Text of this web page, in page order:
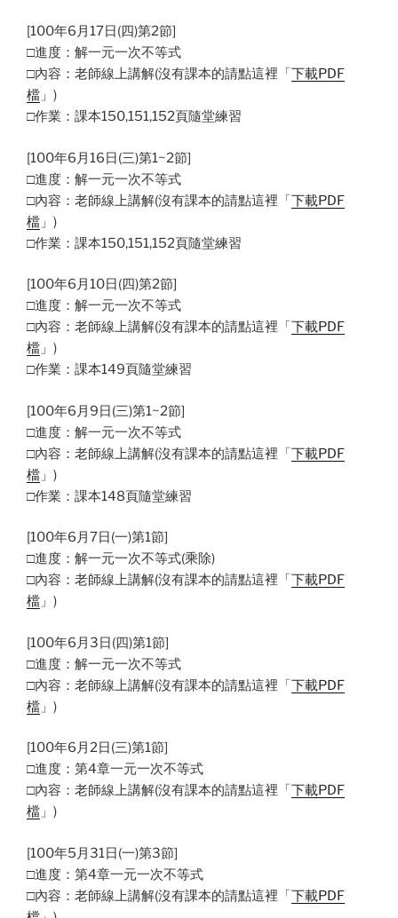
[100年6月17日(四)第2節]
□進度：解一元一次不等式
□內容：老師線上講解(沒有課本的請點這裡「下載PDF
檔 」)
□作業：課本150,151,152頁隨堂練習
[100年6月16日(三)第1~2節]
□進度：解一元一次不等式
□內容：老師線上講解(沒有課本的請點這裡「下載PDF
檔 」)
□作業：課本150,151,152頁隨堂練習
[100年6月10日(四)第2節]
□進度：解一元一次不等式
□內容：老師線上講解(沒有課本的請點這裡「下載PDF
檔 」)
□作業：課本149頁隨堂練習
[100年6月9日(三)第1~2節]
□進度：解一元一次不等式
□內容：老師線上講解(沒有課本的請點這裡「下載PDF
檔 」)
□作業：課本148頁隨堂練習
[100年6月7日(一)第1節]
□進度：解一元一次不等式(乘除)
□內容：老師線上講解(沒有課本的請點這裡「下載PDF
檔 」)
[100年6月3日(四)第1節]
□進度：解一元一次不等式
□內容：老師線上講解(沒有課本的請點這裡「下載PDF
檔 」)
[100年6月2日(三)第1節]
□進度：第4章一元一次不等式
□內容：老師線上講解(沒有課本的請點這裡「下載PDF
檔 」)
[100年5月31日(一)第3節]
□進度：第4章一元一次不等式
□內容：老師線上講解(沒有課本的請點這裡「下載PDF